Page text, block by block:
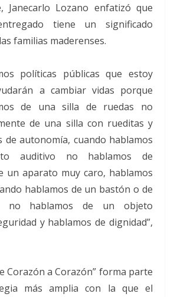
Janecarlo Lozano enfatizó que
tiene un significado
familias maderenses.
políticas públicas que estoy
a cambiar vidas porque
de una silla de ruedas no
de una silla con rueditas y
de autonomía, cuando hablamos
auditivo no hablamos de
un aparato muy caro, hablamos
hablamos de un bastón o de
no hablamos de un objeto
y hablamos de dignidad”,
Corazón a Corazón” forma parte
más amplia con la que el